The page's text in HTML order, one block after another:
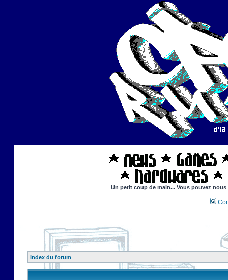
Un petit coup de main... Vous pouvez
Index du forum